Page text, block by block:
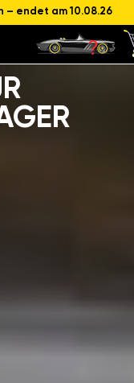
– endet am 10.08.26